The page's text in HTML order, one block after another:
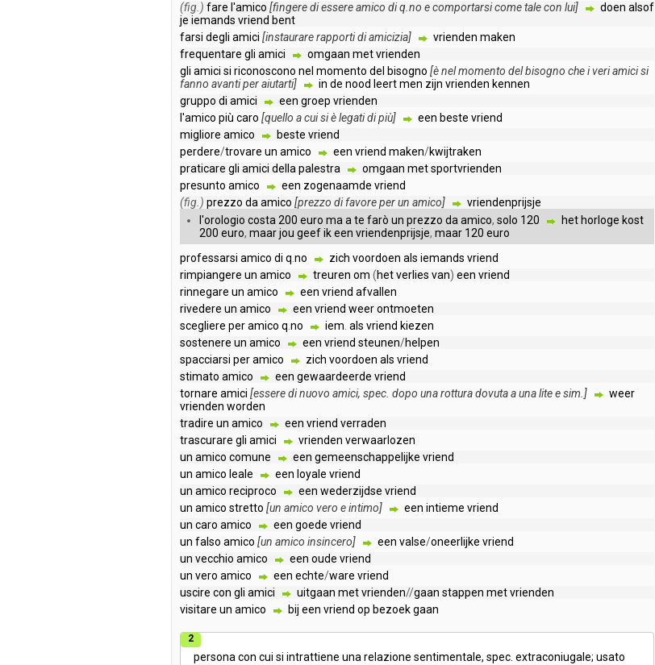
(fig.) fare l'amico [fingerediessereamico diq no ecomportarsicometalecon lui] doen alsof
je iemands vriend bent
farsi degli amici [instaurarerapportidiamicizia] vrienden maken
frequentare gli amici omgaan metvrienden
gli amici si riconoscono nel momento del bisogno [ènelmomento delbisogno cheiveriamicisi
fanno avantiperaiutarti] in de nood leertmen zijn vrienden kennen
gruppo di amici een groep vrienden
l'amico più caro [quello acuisièlegatidipiù] een beste vriend
migliore amico beste vriend
perdere/trovare un amico een vriend maken/kwijtraken
praticare gli amici della palestra omgaan metsportvrienden
presunto amico een zogenaamde vriend
(fig.) prezzo da amico [prezzo di favoreperun amico]
vriendenprijsje
l'orologio costa 200 euro ma a te farò un prezzo da amico, solo 120 het horloge kost
200 euro, maarjou geefikeen vriendenprijsje, maar 120 euro
professarsi amico di q no zich voordoen als iemands vriend
rimpiangere un amico treuren om (hetverlies van) een vriend
rinnegare un amico een vriend afvallen
rivedere un amico een vriend weerontmoeten
scegliere peramico q no iem als vriend kiezen
sostenere un amico een vriend steunen/helpen
spacciarsi peramico zich voordoen als vriend
stimato amico een gewaardeerde vriend
tornare amici [esseredinuovo amici, spec dopo unarotturadovutaaunaliteesim .]
weer
vrienden worden
tradire un amico een vriend verraden
trascurare gli amici vrienden verwaarlozen
un amico comune een gemeenschappelijke vriend
un amico leale een loyale vriend
un amico reciproco een wederzijdse vriend
un amico stretto [un amico vero eintimo] een intieme vriend
un caro amico een goede vriend
un falso amico [un amico insincero] een valse/oneerlijke vriend
un vecchio amico een oude vriend
un vero amico een echte/ware vriend
uscire con gli amici uitgaan metvrienden//gaan stappen metvrienden
visitare un amico bij een vriend op bezoekgaan
2
persona con cui si intrattiene una relazione sentimentale, spec extraconiugale; usato